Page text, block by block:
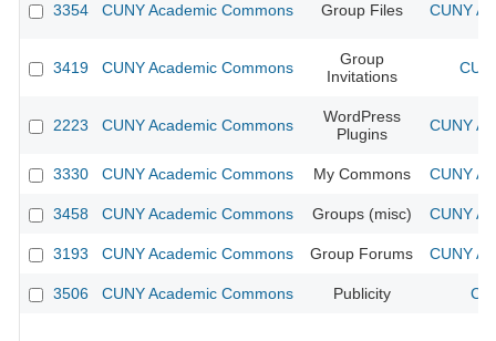
3354 CUNY Academic Commons Group Files CUNY
3419 CUNY Academic Commons
Group
Invitations
2223 CUNY Academic Commons
WordPress
Plugins
CUNY
3330 CUNY Academic Commons My Commons CUNY
3458 CUNY Academic Commons Groups (misc) CUNY
3193 CUNY Academic Commons Group Forums CUNY
3506 CUNY Academic Commons Publicity